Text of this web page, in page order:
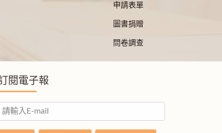
申請表單
圖書捐贈
問卷調查
閱電子報